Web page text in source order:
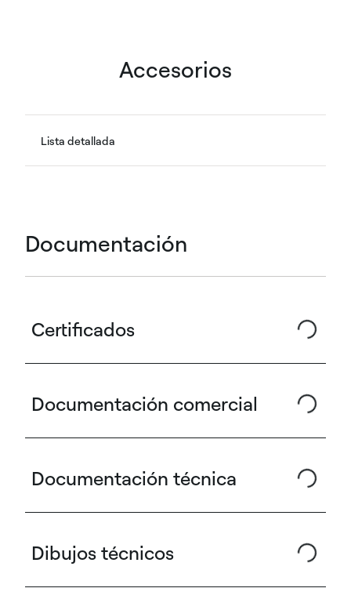
Accesorios
Lista detallada
Documentación
Certificados
Documentación comercial
Documentación técnica
Dibujos técnicos